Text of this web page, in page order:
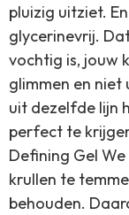
pluizig uitziet.
glycerinevrij.
vochtig is, jouw
glimmen en niet
uit dezelfde lijn
perfect te
Defining Gel
krullen te
behouden.